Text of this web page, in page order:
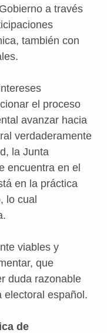
a través
también con
el proceso
avanzar hacia
verdaderamente
la Junta
encuentra en el
en la práctica
lo cual
viables y
que
duda razonable
electoral español.
de